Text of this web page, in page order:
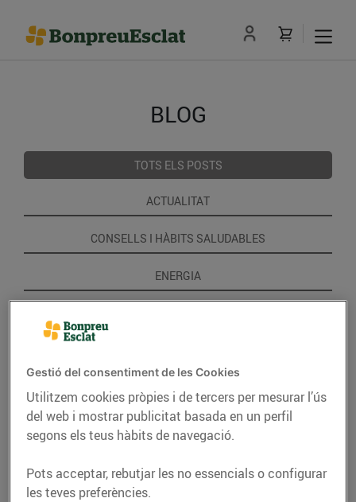
BLOG
TOTS ELS POSTS
ACTUALITAT
CONSELLS I HÀBITS SALUDABLES
ENERGIA
Gestió del consentiment de les Cookies
Utilitzem cookies pròpies i de tercers per mesurar l’ús
del web i mostrar publicitat basada en un perfil
segons els teus hàbits de navegació.
Pots acceptar, rebutjar les no essencials o configurar
les teves preferències.